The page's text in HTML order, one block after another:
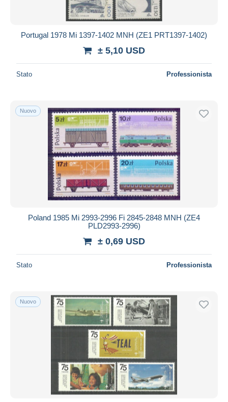
Portugal 1978 Mi 1397-1402 MNH (ZE1 PRT1397-1402)
± 5,10 USD
Stato Professionista
Nuovo
Poland 1985 Mi 2993-2996 Fi 2845-2848 MNH (ZE4
PLD2993-2996)
± 0,69 USD
Stato Professionista
Nuovo